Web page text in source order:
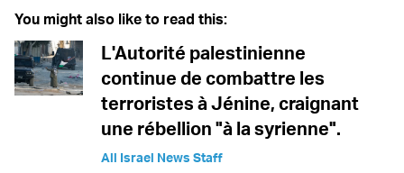
You might also like to read this:
L'Autorité palestinienne
continue de combattre les
terroristes à Jénine, craignant
une rébellion "à la syrienne".
All Israel News Staff